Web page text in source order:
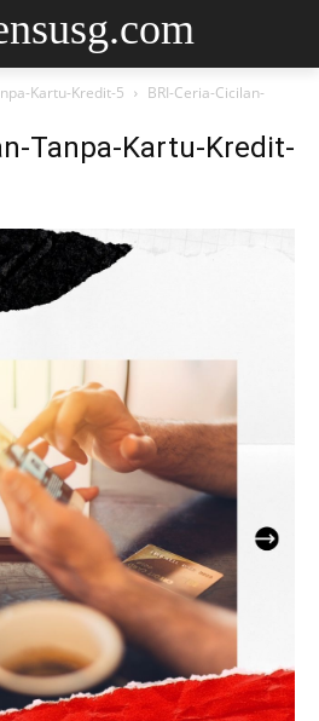
Kartu-Kredit-5
BRI-Ceria-Cicilan-
Tanpa-Kartu-Kredit-